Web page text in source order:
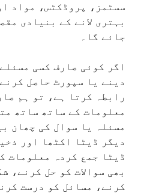
سسٹمز، پروڈکٹس، مواد
بہتری لانے کے بنیادی
جائے گا۔
اگر کوئی صارف کسی
دینے یا سپورٹ حاصل
رابطہ کرتا ہے، تو ہم
معلومات کے ساتھ ساتھ
مسئلہ یا سوال کی چھان
دیگر ڈیٹا اکٹھا اور
ڈیٹا جمع کردہ معلومات
بھی سوالات کو حل کرنے،
کرنے، مسائل کو درست